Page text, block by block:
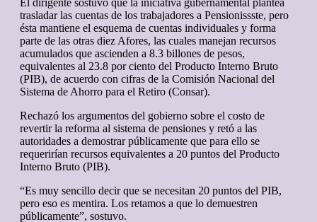
trasladar las cuentas de los trabajadores a Pensionissste, pero
ésta mantiene el esquema de cuentas individuales y forma
parte de las otras diez Afores, las cuales manejan recursos
acumulados que ascienden a 8.3 billones de pesos,
equivalentes al 23.8 por ciento del Producto Interno Bruto
(PIB), de acuerdo con cifras de la Comisión Nacional del
Sistema de Ahorro para el Retiro (Consar).
Rechazó los argumentos del gobierno sobre el costo de
revertir la reforma al sistema de pensiones y retó a las
autoridades a demostrar públicamente que para ello se
requerirían recursos equivalentes a 20 puntos del Producto
Interno Bruto (PIB).
“Es muy sencillo decir que se necesitan 20 puntos del PIB,
pero eso es mentira. Los retamos a que lo demuestren
públicamente”, sostuvo.